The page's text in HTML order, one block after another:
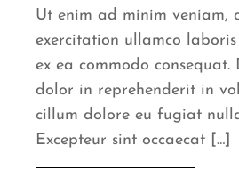
Ut enim ad minim veniam,
exercitation ullamco
ex ea commodo
dolor in reprehenderit in
cillum dolore eu fugiat
Excepteur sint occaecat […]